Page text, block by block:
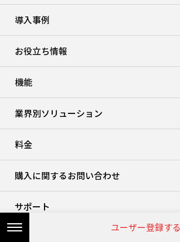
導入事例
お役立ち情報
機能
業界別ソリューション
料金
購入に関するお問い合わせ
サポート
ユーザー登録する